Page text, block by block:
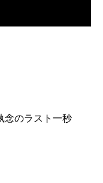
念のラスト一秒